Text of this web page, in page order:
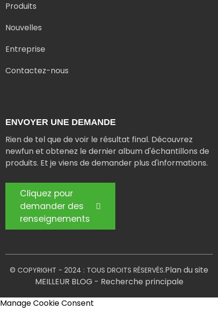
Produits
Nouvelles
Entreprise
Contactez-nous
ENVOYER UNE DEMANDE
Rien de tel que de voir le résultat final. Découvrez
newfun et obtenez le dernier album d'échantillons de
produits. Et je viens de demander plus d'informations.
Cliquez pour
demander des
renseignements
© COPYRIGHT - 2024 : TOUS DROITS RÉSERVÉS.Plan du site
MEILLEUR BLOG - Recherche principale
Manage Cookie Consent